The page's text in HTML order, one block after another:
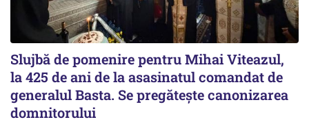
Slujbă de pomenire pentru Mihai Viteazul,
la 425 de ani de la asasinatul comandat de
generalul Basta. Se pregătește canonizarea
domnitorului